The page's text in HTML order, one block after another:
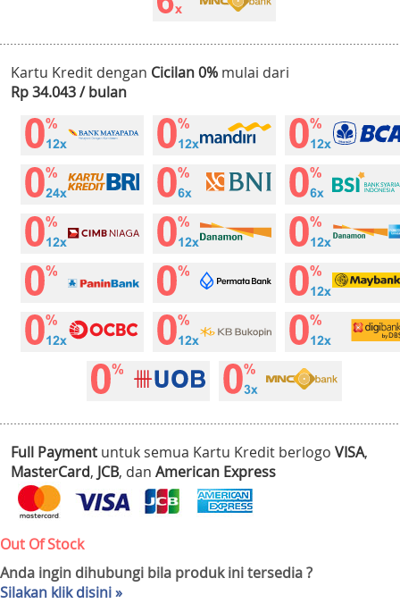
Kartu Kredit dengan Cicilan 0% mulai dari
Rp 34.043 / bulan
Full Payment untuk semua Kartu Kredit berlogo VISA,
MasterCard, JCB, dan American Express
Out Of Stock
Anda ingin dihubungi bila produk ini tersedia ?
Silakan klik disini »